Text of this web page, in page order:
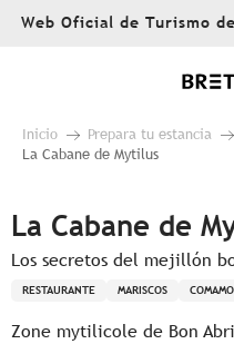
AllerWeb Oficial de Turismo
Inicio Prepara tu estancia
La Cabane de Mytilus
La Cabane de
Los secretos del mejillón
RESTAURANTE MARISCOS
Zone mytilicole de Bon